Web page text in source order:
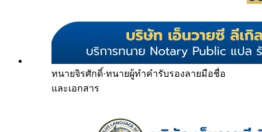
ทนายจิรศักดิ์·ทนายผู้ทำคำรับรองลายมือชื่อ
และเอกสาร